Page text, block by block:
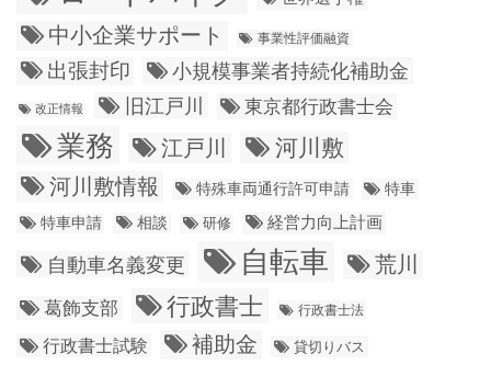
中小企業サポート 事業性評価融資
出張封印 小規模事業者持続化補助金
改正情報 旧江戸川 東京都行政書士会
業務 江戸川
河川敷
河川敷情報
特殊車両通行許可申請
特車
特車申請
相談 研修 経営力向上計画
自動車名義変更 自転車 荒川
葛飾支部 行政書士 行政書士法
行政書士試験 補助金 貸切りバス